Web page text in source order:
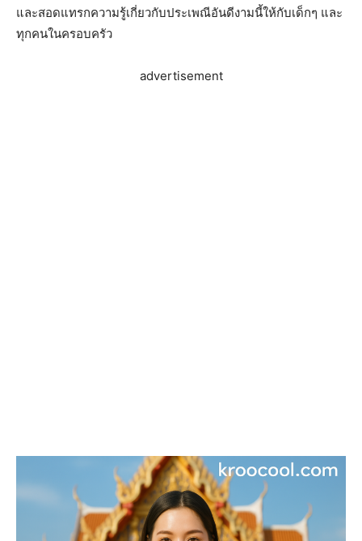
และสอดแทรกความรู้เกี่ยวกับประเพณีอันดีงามนี้ให้กับเด็กๆ และ
ทุกคนในครอบครัว
advertisement